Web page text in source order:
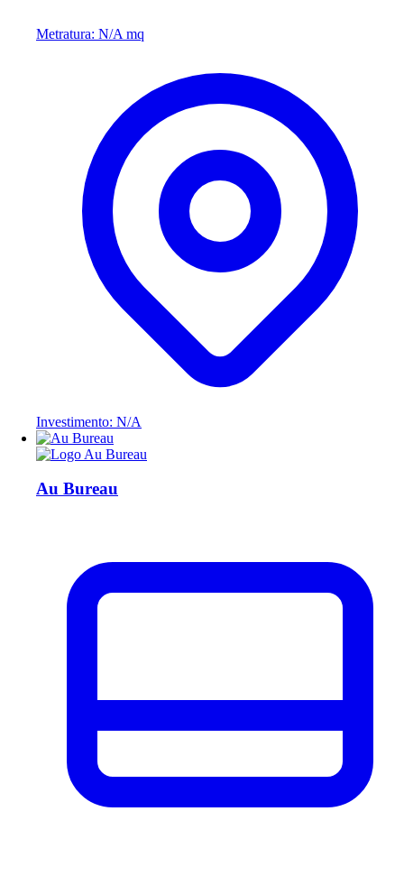
Metratura: N/A mq
Investimento: N/A
Au Bureau